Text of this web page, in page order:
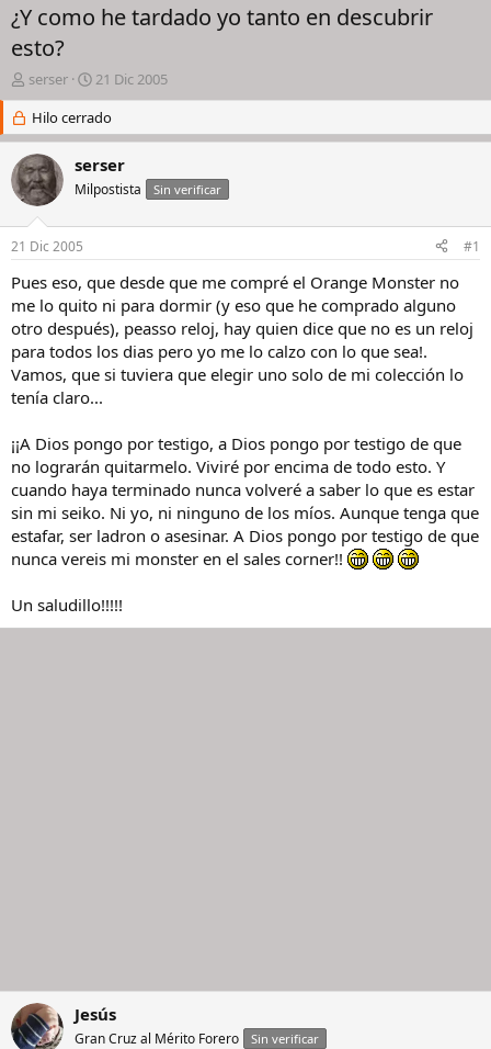
¿Y como he tardado yo tanto en descubrir
esto?
I
n
c
i
a
d
o
d
e
l
h
i
l
o
serser
F
e
c
h
d
e
i
c
i
o
21 Dic 2005
Hilo cerrado
serser
Milpostista Sin verificar
21 Dic 2005 #1
Pues eso, que desde que me compré el Orange Monster no
me lo quito ni para dormir (y eso que he comprado alguno
otro después), peasso reloj, hay quien dice que no es un reloj
para todos los dias pero yo me lo calzo con lo que sea!.
Vamos, que si tuviera que elegir uno solo de mi colección lo
tenía claro...
¡¡A Dios pongo por testigo, a Dios pongo por testigo de que
no lograrán quitarmelo. Viviré por encima de todo esto. Y
cuando haya terminado nunca volveré a saber lo que es estar
sin mi seiko. Ni yo, ni ninguno de los míos. Aunque tenga que
estafar, ser ladron o asesinar. A Dios pongo por testigo de que
nunca vereis mi monster en el sales corner!!
Un saludillo!!!!!
Jesús
Gran Cruz al Mérito Forero Sin verificar